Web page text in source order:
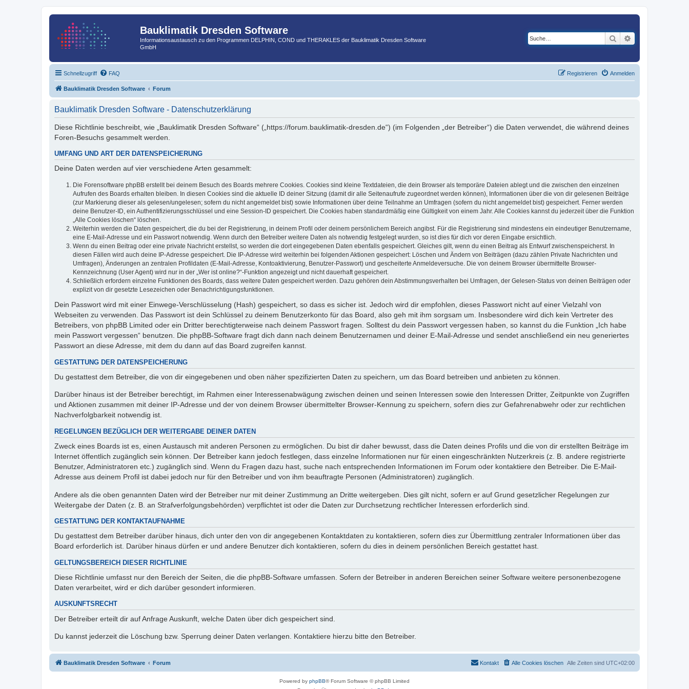
Bauklimatik Dresden Software
Informationsaustausch zu den Programmen DELPHIN, COND und THERAKLES der Bauklimatik Dresden Software
GmbH
Suche
Schnellzugriff FAQ Anmelden
Registrieren
Bauklimatik Dresden Software Forum
Bauklimatik Dresden Software - Datenschutzerklärung
Diese Richtlinie beschreibt, wie „Bauklimatik Dresden Software“ („https://forum.bauklimatik-dresden.de“) (im Folgenden „der Betreiber“) die Daten verwendet, die während deines
Foren-Besuchs gesammelt werden.
UMFANG UND ART DER DATENSPEICHERUNG
Deine Daten werden auf vier verschiedene Arten gesammelt:
Die Forensoftware phpBB erstellt bei deinem Besuch des Boards mehrere Cookies. Cookies sind kleine Textdateien, die dein Browser als temporäre Dateien ablegt und die zwischen den einzelnen
Aufrufen des Boards erhalten bleiben. In diesen Cookies sind die aktuelle ID deiner Sitzung (damit dir alle Seitenaufrufe zugeordnet werden können), Informationen über die von dir gelesenen Beiträge
(zur Markierung dieser als gelesen/ungelesen; sofern du nicht angemeldet bist) sowie Informationen über deine Teilnahme an Umfragen (sofern du nicht angemeldet bist) gespeichert. Ferner werden
deine Benutzer-ID, ein Authentifizierungsschlüssel und eine Session-ID gespeichert. Die Cookies haben standardmäßig eine Gültigkeit von einem Jahr. Alle Cookies kannst du jederzeit über die Funktion
„Alle Cookies löschen“ löschen.
Weiterhin werden die Daten gespeichert, die du bei der Registrierung, in deinem Profil oder deinem persönlichem Bereich angibst. Für die Registrierung sind mindestens ein eindeutiger Benutzername,
eine E-Mail-Adresse und ein Passwort notwendig. Wenn durch den Betreiber weitere Daten als notwendig festgelegt wurden, so ist dies für dich vor deren Eingabe ersichtlich.
Wenn du einen Beitrag oder eine private Nachricht erstellst, so werden die dort eingegebenen Daten ebenfalls gespeichert. Gleiches gilt, wenn du einen Beitrag als Entwurf zwischenspeicherst. In
diesen Fällen wird auch deine IP-Adresse gespeichert. Die IP-Adresse wird weiterhin bei folgenden Aktionen gespeichert: Löschen und Ändern von Beiträgen (dazu zählen Private Nachrichten und
Umfragen), Änderungen an zentralen Profildaten (E-Mail-Adresse, Kontoaktivierung, Benutzer-Passwort) und gescheiterte Anmeldeversuche. Die von deinem Browser übermittelte Browser-
Kennzeichnung (User Agent) wird nur in der „Wer ist online?“-Funktion angezeigt und nicht dauerhaft gespeichert.
Schließlich erfordern einzelne Funktionen des Boards, dass weitere Daten gespeichert werden. Dazu gehören dein Abstimmungsverhalten bei Umfragen, der Gelesen-Status von deinen Beiträgen oder
explizit von dir gesetzte Lesezeichen oder Benachrichtigungsfunktionen.
Dein Passwort wird mit einer Einwege-Verschlüsselung (Hash) gespeichert, so dass es sicher ist. Jedoch wird dir empfohlen, dieses Passwort nicht auf einer Vielzahl von
Webseiten zu verwenden. Das Passwort ist dein Schlüssel zu deinem Benutzerkonto für das Board, also geh mit ihm sorgsam um. Insbesondere wird dich kein Vertreter des
Betreibers, von phpBB Limited oder ein Dritter berechtigterweise nach deinem Passwort fragen. Solltest du dein Passwort vergessen haben, so kannst du die Funktion „Ich habe
mein Passwort vergessen“ benutzen. Die phpBB-Software fragt dich dann nach deinem Benutzernamen und deiner E-Mail-Adresse und sendet anschließend ein neu generiertes
Passwort an diese Adresse, mit dem du dann auf das Board zugreifen kannst.
GESTATTUNG DER DATENSPEICHERUNG
Du gestattest dem Betreiber, die von dir eingegebenen und oben näher spezifizierten Daten zu speichern, um das Board betreiben und anbieten zu können.
Darüber hinaus ist der Betreiber berechtigt, im Rahmen einer Interessenabwägung zwischen deinen und seinen Interessen sowie den Interessen Dritter, Zeitpunkte von Zugriffen
und Aktionen zusammen mit deiner IP-Adresse und der von deinem Browser übermittelter Browser-Kennung zu speichern, sofern dies zur Gefahrenabwehr oder zur rechtlichen
Nachverfolgbarkeit notwendig ist.
REGELUNGEN BEZÜGLICH DER WEITERGABE DEINER DATEN
Zweck eines Boards ist es, einen Austausch mit anderen Personen zu ermöglichen. Du bist dir daher bewusst, dass die Daten deines Profils und die von dir erstellten Beiträge im
Internet öffentlich zugänglich sein können. Der Betreiber kann jedoch festlegen, dass einzelne Informationen nur für einen eingeschränkten Nutzerkreis (z. B. andere registrierte
Benutzer, Administratoren etc.) zugänglich sind. Wenn du Fragen dazu hast, suche nach entsprechenden Informationen im Forum oder kontaktiere den Betreiber. Die E-Mail-
Adresse aus deinem Profil ist dabei jedoch nur für den Betreiber und von ihm beauftragte Personen (Administratoren) zugänglich.
Andere als die oben genannten Daten wird der Betreiber nur mit deiner Zustimmung an Dritte weitergeben. Dies gilt nicht, sofern er auf Grund gesetzlicher Regelungen zur
Weitergabe der Daten (z. B. an Strafverfolgungsbehörden) verpflichtet ist oder die Daten zur Durchsetzung rechtlicher Interessen erforderlich sind.
GESTATTUNG DER KONTAKTAUFNAHME
Du gestattest dem Betreiber darüber hinaus, dich unter den von dir angegebenen Kontaktdaten zu kontaktieren, sofern dies zur Übermittlung zentraler Informationen über das
Board erforderlich ist. Darüber hinaus dürfen er und andere Benutzer dich kontaktieren, sofern du dies in deinem persönlichen Bereich gestattet hast.
GELTUNGSBEREICH DIESER RICHTLINIE
Diese Richtlinie umfasst nur den Bereich der Seiten, die die phpBB-Software umfassen. Sofern der Betreiber in anderen Bereichen seiner Software weitere personenbezogene
Daten verarbeitet, wird er dich darüber gesondert informieren.
AUSKUNFTSRECHT
Der Betreiber erteilt dir auf Anfrage Auskunft, welche Daten über dich gespeichert sind.
Du kannst jederzeit die Löschung bzw. Sperrung deiner Daten verlangen. Kontaktiere hierzu bitte den Betreiber.
Bauklimatik Dresden Software Forum Alle Zeiten sind UTC+02:00
Alle Cookies löschen
Kontakt
Powered by phpBB® Forum Software © phpBB Limited